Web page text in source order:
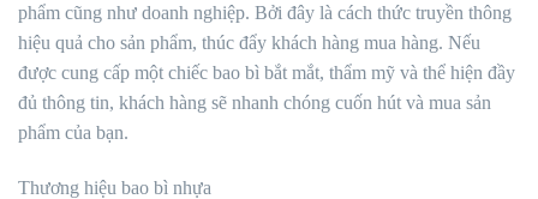
phẩm cũng như doanh nghiệp. Bởi đây là cách thức truyền thông
hiệu quả cho sản phẩm, thúc đẩy khách hàng mua hàng. Nếu
được cung cấp một chiếc bao bì bắt mắt, thẩm mỹ và thể hiện đầy
đủ thông tin, khách hàng sẽ nhanh chóng cuốn hút và mua sản
phẩm của bạn.
Thương hiệu bao bì nhựa